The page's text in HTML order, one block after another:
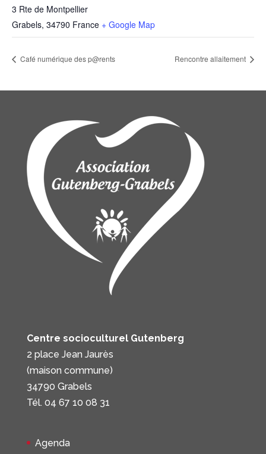
3 Rte de Montpellier
Grabels, 34790 France + Google Map
Café numérique des p@rents Rencontre allaitement
Centre socioculturel Gutenberg
2 place Jean Jaurès
(maison commune)
34790 Grabels
Tél. 04 67 10 08 31
Agenda